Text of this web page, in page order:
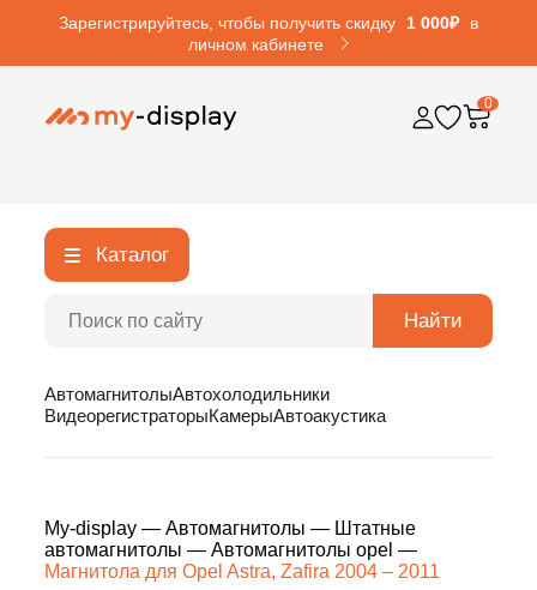
Зарегистрируйтесь, чтобы получить скидку 1 000₽
в
личном кабинете
0
Каталог
Найти
АвтомагнитолыАвтохолодильники
ВидеорегистраторыКамерыАвтоакустика
My-display — Автомагнитолы — Штатные
автомагнитолы — Автомагнитолы opel —
Магнитола для Opel Astra, Zafira 2004 – 2011